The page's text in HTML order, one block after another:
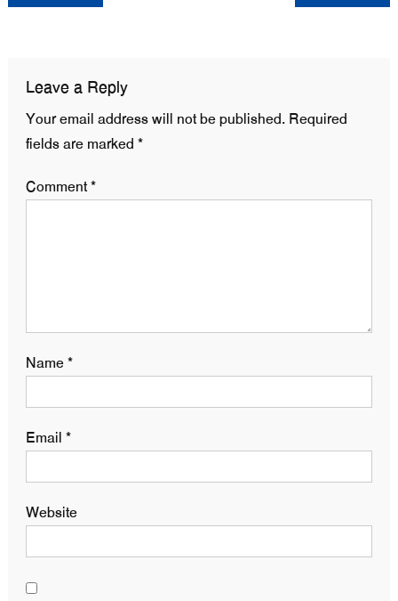
Leave a Reply
Your email address will not be published. Required
fields are marked *
Comment*
Name*
Email *
Website